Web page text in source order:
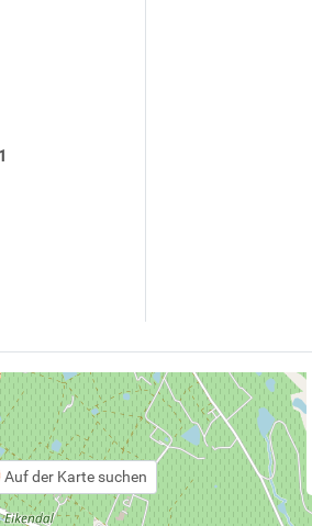
Auf der Karte suchen